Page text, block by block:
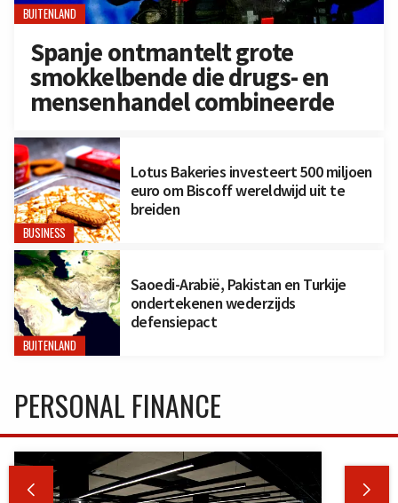
BUITENLAND
Spanje ontmantelt grote
smokkelbende die drugs- en
mensenhandel combineerde
BUSINESS
Lotus Bakeries investeert 500 miljoen
euro om Biscoff wereldwijd uit te
breiden
BUITENLAND
Saoedi-Arabië, Pakistan en Turkije
ondertekenen wederzijds
defensiepact
PERSONAL FINANCE
 